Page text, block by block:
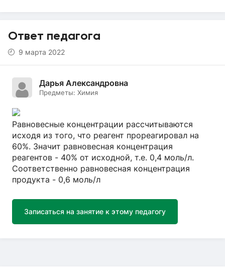
Ответ педагога
9 марта 2022
Дарья Александровна
Предметы: Химия
Равновесные концентрации рассчитываются
исходя из того, что реагент прореагировал на
60%. Значит равновесная концентрация
реагентов - 40% от исходной, т.е. 0,4 моль/л.
Соответственно равновесная концентрация
продукта - 0,6 моль/л
Записаться на занятие к этому педагогу